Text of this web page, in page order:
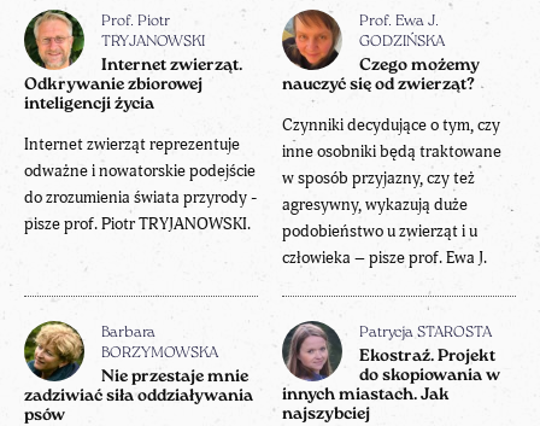
Prof. Piotr
TRYJANOWSKI
Internet zwierząt.
Odkrywanie zbiorowej
inteligencji życia
Internet zwierząt reprezentuje
odważne i nowatorskie podejście
do zrozumienia świata przyrody -
pisze prof. Piotr TRYJANOWSKI.
Prof. Ewa J.
GODZIŃSKA
Czego możemy
nauczyć się od zwierząt?
Czynniki decydujące o tym, czy
inne osobniki będą traktowane
w sposób przyjazny, czy też
agresywny, wykazują duże
podobieństwo u zwierząt i u
człowieka – pisze prof. Ewa J.
Barbara
BORZYMOWSKA
Nie przestaje mnie
zadziwiać siła oddziaływania
psów
Patrycja STAROSTA
Ekostraż. Projekt
do skopiowania w
innych miastach. Jak
najszybciej